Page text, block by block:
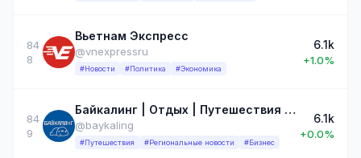
84
8
Вьетнам Экспресс
@vnexpressru
#Новости #Политика #Экономика
6.1k
+1.0%
84
9
Байкалинг | Отдых | Путешествия | Иркутская область | Республика Бурятия
@baykaling
#Путешествия #Региональные новости #Бизнес
6.1k
+0.0%